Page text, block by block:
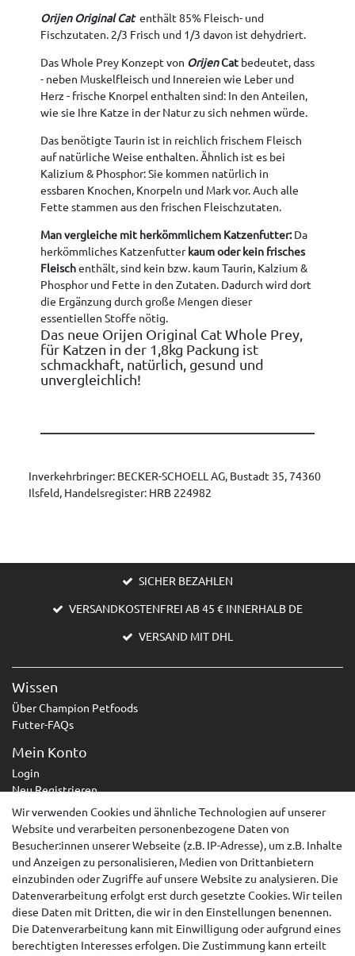
Orijen Original Cat enthält 85% Fleisch- und
Fischzutaten. 2/3 Frisch und 1/3 davon ist dehydriert.
Das Whole Prey Konzept von OrijenCat bedeutet, dass
- neben Muskelfleisch und Innereien wie Leber und
Herz - frische Knorpel enthalten sind: In den Anteilen,
wie sie Ihre Katze in der Natur zu sich nehmen würde.
Das benötigte Taurin ist in reichlich frischem Fleisch
auf natürliche Weise enthalten. Ähnlich ist es bei
Kalizium & Phosphor: Sie kommen natürlich in
essbaren Knochen, Knorpeln und Mark vor. Auch alle
Fette stammen aus den frischen Fleischzutaten.
Man vergleiche mit herkömmlichem Katzenfutter:Da
herkömmliches Katzenfutterkaum oder kein frisches
Fleischenthält, sind kein bzw. kaum Taurin, Kalzium &
Phosphor und Fette in den Zutaten. Dadurch wird dort
die Ergänzung durch große Mengen dieser
essentiellen Stoffe nötig.
Das neue Orijen Original Cat Whole Prey,
für Katzen in der 1,8kg Packung ist
schmackhaft, natürlich, gesund und
unvergleichlich!
Inverkehrbringer: BECKER-SCHOELL AG, Bustadt 35, 74360
Ilsfeld, Handelsregister: HRB 224982
SICHER BEZAHLEN
VERSANDKOSTENFREI AB 45 € INNERHALB DE
VERSAND MIT DHL
Wissen
Über Champion Petfoods
Futter-FAQs
Mein Konto
Login
Neu Registrieren
Service
Zahlungsarten
Versandarten & -kosten
Kontakt
Widerrufsrecht
Widerruf erklären
AGB
Wir verwenden Cookies und ähnliche Technologien auf unserer
Website und verarbeiten personenbezogene Daten von
Besucher:innen unserer Webseite (z.B. IP-Adresse), um z.B. Inhalte
und Anzeigen zu personalisieren, Medien von Drittanbietern
einzubinden oder Zugriffe auf unsere Website zu analysieren. Die
Datenverarbeitung erfolgt erst durch gesetzte Cookies. Wir teilen
diese Daten mit Dritten, die wir in den Einstellungen benennen.
Die Datenverarbeitung kann mit Einwilligung oder aufgrund eines
berechtigten Interesses erfolgen. Die Zustimmung kann erteilt